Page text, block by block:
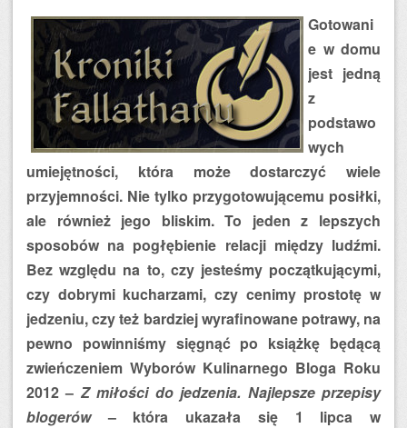
Gotowani
e w domu
jest jedną
z
podstawo
wych
umiejętności, która może dostarczyć wiele
przyjemności. Nie tylko przygotowującemu posiłki,
ale również jego bliskim. To jeden z lepszych
sposobów na pogłębienie relacji między ludźmi.
Bez względu na to, czy jesteśmy początkującymi,
czy dobrymi kucharzami, czy cenimy prostotę w
jedzeniu, czy też bardziej wyrafinowane potrawy, na
pewno powinniśmy sięgnąć po książkę będącą
zwieńczeniem Wyborów Kulinarnego Bloga Roku
2012 – Z miłości do jedzenia. Najlepsze przepisy
blogerów– która ukazała się 1 lipca w